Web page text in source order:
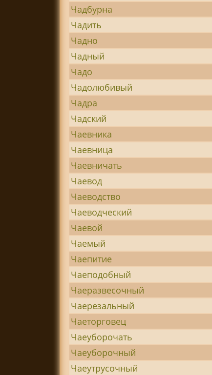
Чадбурна
Чадить
Чадно
Чадный
Чадо
Чадолюбивый
Чадра
Чадский
Чаевника
Чаевница
Чаевничать
Чаевод
Чаеводство
Чаеводческий
Чаевой
Чаемый
Чаепитие
Чаеподобный
Чаеразвесочный
Чаерезальный
Чаеторговец
Чаеуборочать
Чаеуборочный
Чаеутрусочный